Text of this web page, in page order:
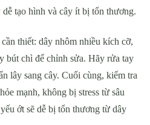
tạo hình và cây ít bị tổn thương.
thiết: dây nhôm nhiều kích cỡ,
bút chì để chỉnh sửa. Hãy rửa tay
lây sang cây. Cuối cùng, kiểm tra
mạnh, không bị stress từ sâu
ớt sẽ dễ bị tổn thương từ dây